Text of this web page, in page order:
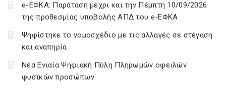
e-ΕΦΚΑ: Παράταση μέχρι και την Πέμπτη 10/09/2026
της προθεσμίας υποβολής ΑΠΔ του e-ΕΦΚΑ
Ψηφίστηκε το νομοσχέδιο με τις αλλαγές σε στέγαση
και αναπηρία
Νέα Ενιαία Ψηφιακή Πύλη Πληρωμών οφειλών
φυσικών προσώπων